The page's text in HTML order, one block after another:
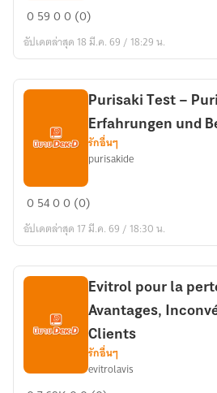
LipoJaro
Avaliações:
Funciona
Confiável?
05900 (0)
อัปเดตล่าสุด 18 มี.ค. 69 / 18:29 น.
Purisaki
–
Pflaster
Erfahrungen
Bewertung
Purisaki Test –
Erfahrungen und
รักอื่นๆ
purisakide
05400 (0)
อัปเดตล่าสุด 17 มี.ค. 69 / 18:30 น.
Evitrol pour la
Avantages,
Clients
รักอื่นๆ
evitrolavis